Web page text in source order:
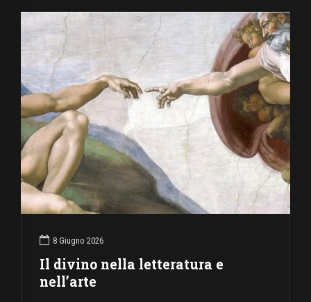
8 Giugno 2026
Il divino nella letteratura e
nell’arte